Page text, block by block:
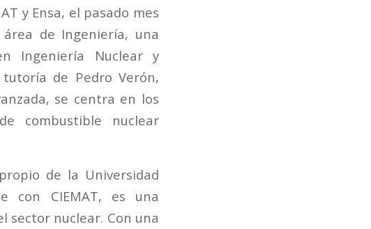
y Ensa, el pasado mes
de Ingeniería, una
Ingeniería Nuclear y
de Pedro Verón,
se centra en los
combustible nuclear
de la Universidad
con CIEMAT, es una
sector nuclear. Con una